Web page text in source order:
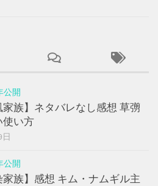
公開
家族】ネタバレなし感想 草彅
使い方
公開
家族】感想 キム・ナムギル主